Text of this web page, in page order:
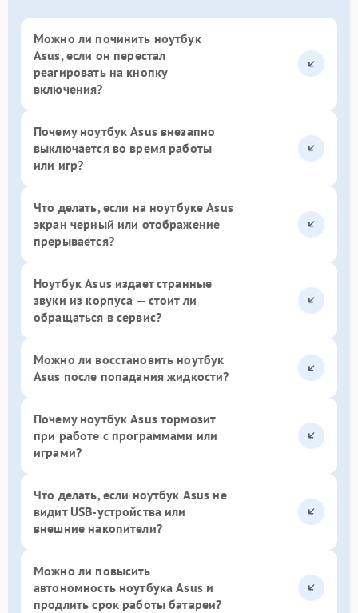
Можно ли починить ноутбук
Asus, если он перестал
реагировать на кнопку
включения?
Почему ноутбук Asus внезапно
выключается во время работы
или игр?
Что делать, если на ноутбуке Asus
экран черный или отображение
прерывается?
Ноутбук Asus издает странные
звуки из корпуса — стоит ли
обращаться в сервис?
Можно ли восстановить ноутбук
Asus после попадания жидкости?
Почему ноутбук Asus тормозит
при работе с программами или
играми?
Что делать, если ноутбук Asus не
видит USB-устройства или
внешние накопители?
Можно ли повысить
автономность ноутбука Asus и
продлить срок работы батареи?